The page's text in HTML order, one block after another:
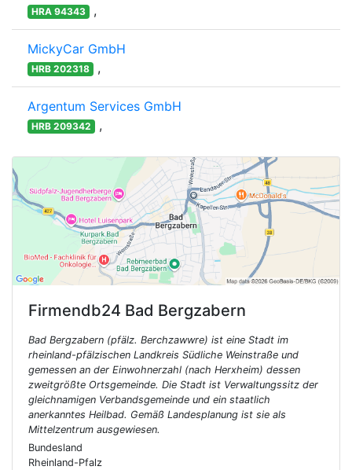
HRA 94343 ,
MickyCar GmbH
HRB 202318 ,
Argentum Services GmbH
HRB 209342 ,
Firmendb24 Bad Bergzabern
Bad Bergzabern (pfälz. Berchzawwre) ist eine Stadt im
rheinland-pfälzischen Landkreis Südliche Weinstraße und
gemessen an der Einwohnerzahl (nach Herxheim) dessen
zweitgrößte Ortsgemeinde. Die Stadt ist Verwaltungssitz der
gleichnamigen Verbandsgemeinde und ein staatlich
anerkanntes Heilbad. Gemäß Landesplanung ist sie als
Mittelzentrum ausgewiesen.
Bundesland
Rheinland-Pfalz